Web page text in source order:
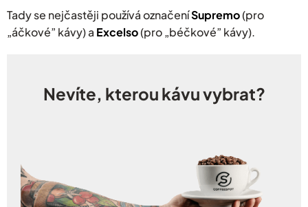
Tady se nejčastěji používá označeníSupremo(pro
„áčkové” kávy) a Excelso(pro „béčkové” kávy).
Nevíte, kterou kávu vybrat?